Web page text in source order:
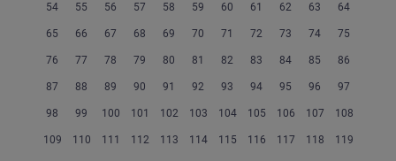
54 55 56 57 58 59 60 61 62 63 64
65 66 67 68 69 70 71 72 73 74 75
76 77 78 79 80 81 82 83 84 85 86
87 88 89 90 91 92 93 94 95 96 97
98 99 100 101 102 103 104 105 106 107 108
109 110 111 112 113 114 115 116 117 118 119